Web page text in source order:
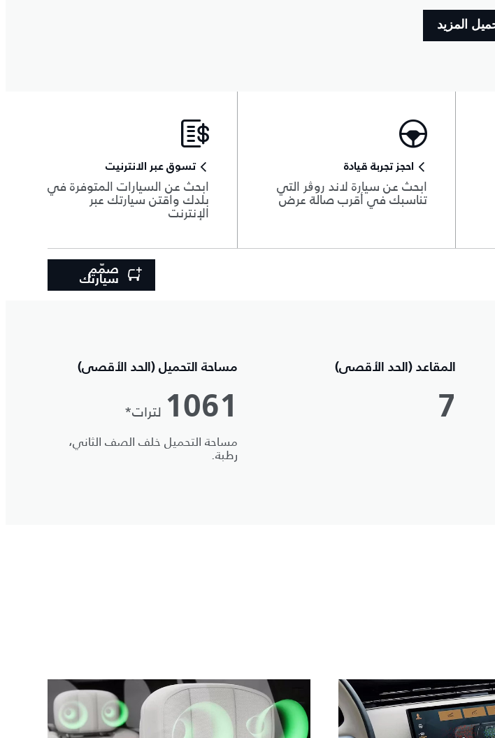
احجز تجربة قيادة
ابحث عن سيارة لاند روڨر التي
تناسبك في أقرب صالة عرض
تسوق عبر الانترنيت
ابحث عن السيارات المتوفرة في
بلدك واقتن سيارتك عبر
الإنترنت
صمّم
سيارتك
المقاعد (الحد الأقصى)
7
مساحة التحميل (الحد الأقصى)
1061 لترات*
مساحة التحميل خلف الصف الثاني،
رطبة.